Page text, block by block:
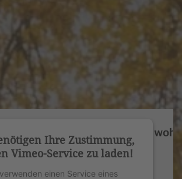
Ihre Zustimmung,
Vimeo-Service zu laden!
einen Service eines